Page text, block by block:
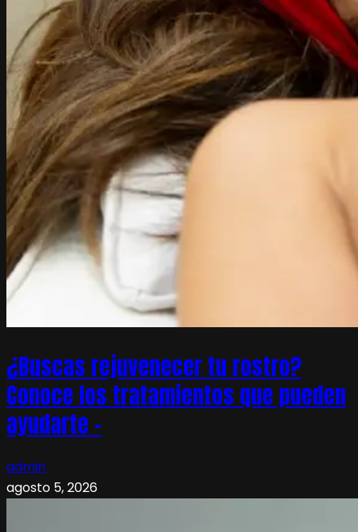
¿Buscas rejuvenecer tu rostro?
Conoce los tratamientos que pueden
ayudarte –
admin
agosto 5, 2026